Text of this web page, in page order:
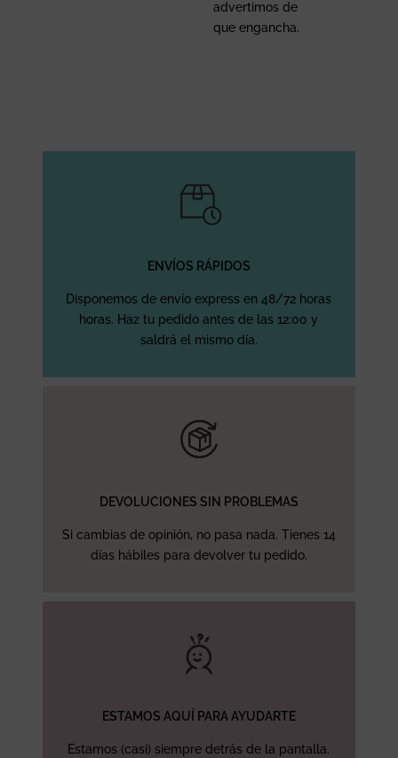
advertimos de
que engancha.
ENVÍOS RÁPIDOS
Disponemos de envío express en 48/72 horas
horas. Haz tu pedido antes de las 12:00 y
saldrá el mismo día.
DEVOLUCIONES SIN PROBLEMAS
Si cambias de opinión, no pasa nada. Tienes 14
días hábiles para devolver tu pedido.
ESTAMOS AQUÍ PARA AYUDARTE
Estamos (casi) siempre detrás de la pantalla.